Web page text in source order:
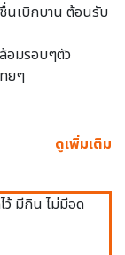
นเบิกบาน ต้อนรับ
อมรอบๆตัว
ยๆ
ดูเพิ่มเติม